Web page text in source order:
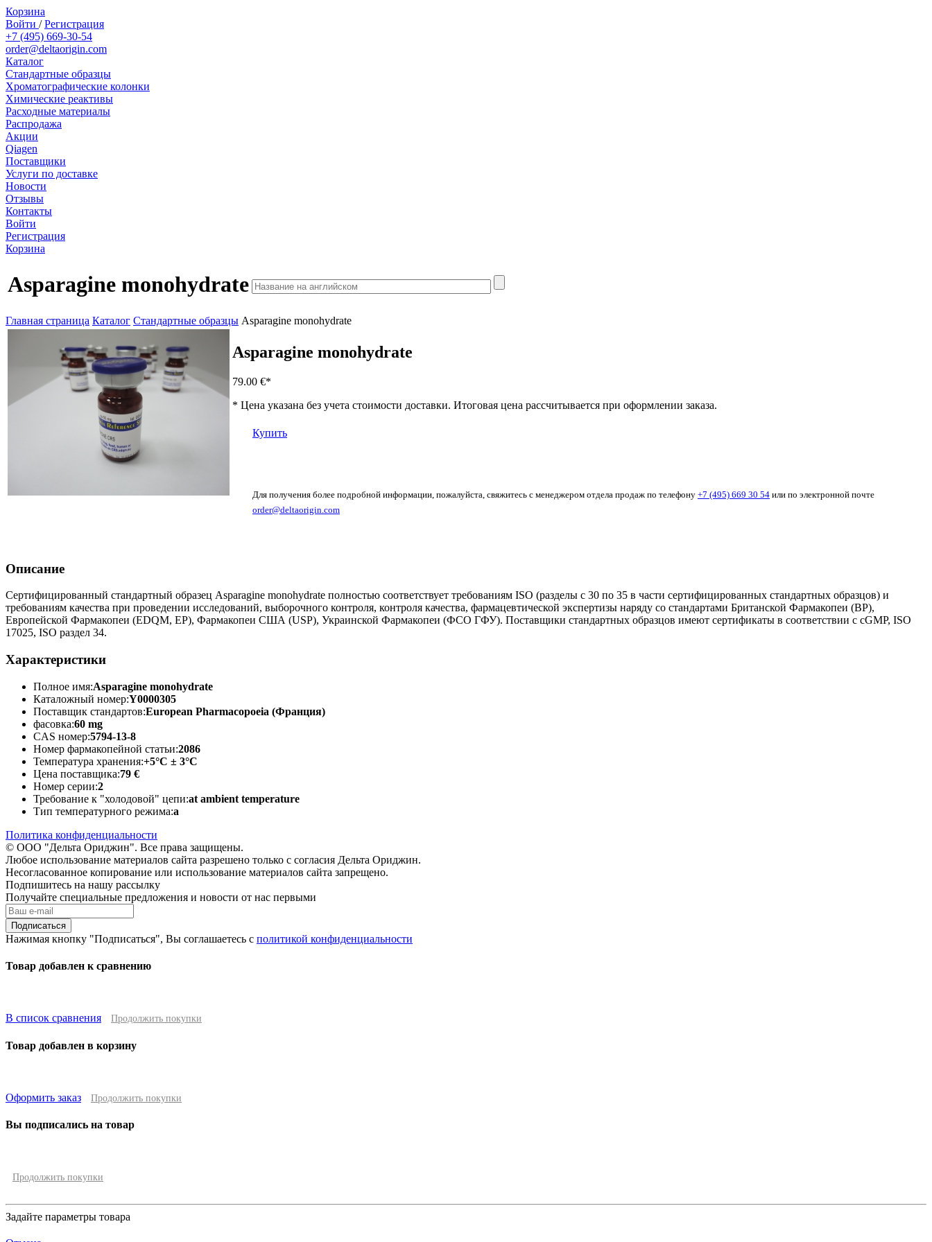
Корзина
Войти /Регистрация
+7 (495) 669-30-54
order@deltaorigin.com
Каталог
Стандартные образцы
Хроматографические колонки
Химические реактивы
Расходные материалы
Распродажа
Акции
Qiagen
Поставщики
Услуги по доставке
Новости
Отзывы
Контакты
Войти
Регистрация
Корзина
Asparagine monohydrate
Главная страница Каталог Стандартные образцы Asparagine monohydrate
Asparagine monohydrate
79.00 €*
* Цена указана без учета стоимости доставки. Итоговая цена рассчитывается при оформлении заказа.
Купить
Для получения более подробной информации, пожалуйста, свяжитесь с менеджером отдела продаж по телефону +7 (495) 669 30 54 или по электронной почте
order@deltaorigin.com
Описание
Сертифицированный стандартный образец Asparagine monohydrate полностью соответствует требованиям ISO (разделы с 30 по 35 в части сертифицированных стандартных образцов) и
требованиям качества при проведении исследований, выборочного контроля, контроля качества, фармацевтической экспертизы наряду со стандартами Британской Фармакопеи (BP),
Европейской Фармакопеи (EDQM, EP), Фармакопеи США (USP), Украинской Фармакопеи (ФСО ГФУ). Поставщики стандартных образцов имеют сертификаты в соответствии с cGMP, ISO
17025, ISO раздел 34.
Характеристики
Полное имя:Asparagine monohydrate
Каталожный номер:Y0000305
Поставщик стандартов:European Pharmacopoeia (Франция)
фасовка:60 mg
CAS номер:5794-13-8
Номер фармакопейной статьи:2086
Температура хранения:+5°C ± 3°C
Цена поставщика:79 €
Номер серии:2
Требование к "холодовой" цепи:at ambient temperature
Тип температурного режима:a
Политика конфиденциальности
© ООО "Дельта Ориджин". Все права защищены.
Любое использование материалов сайта разрешено только с согласия Дельта Ориджин.
Несогласованное копирование или использование материалов сайта запрещено.
Подпишитесь на нашу рассылку
Получайте специальные предложения и новости от нас первыми
Подписаться
Нажимая кнопку "Подписаться", Вы соглашаетесь с политикой конфиденциальности
Товар добавлен к сравнению
В список сравнения Продолжить покупки
Товар добавлен в корзину
Оформить заказ Продолжить покупки
Вы подписались на товар
Продолжить покупки
Задайте параметры товара